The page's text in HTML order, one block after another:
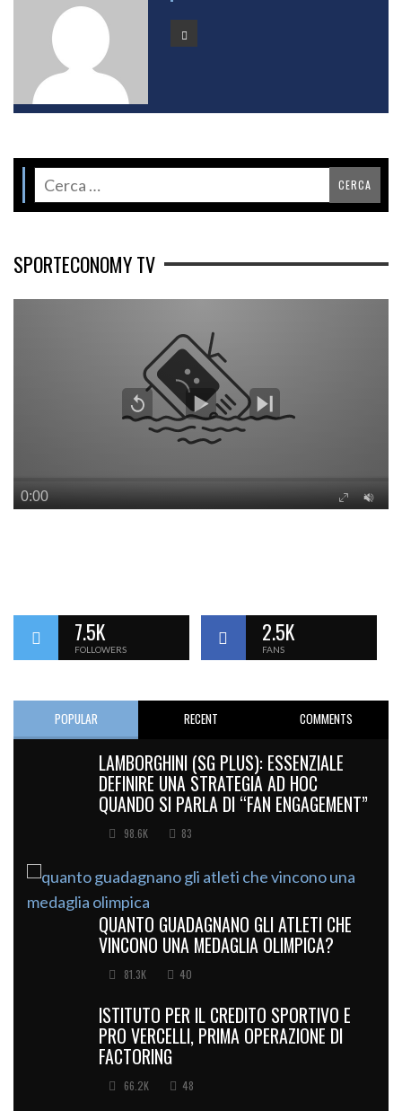
SPORTECONOMY TV
7.5K
FOLLOWERS
2.5K
FANS
POPULAR RECENT COMMENTS
LAMBORGHINI (SG PLUS): ESSENZIALE
DEFINIRE UNA STRATEGIA AD HOC
QUANDO SI PARLA DI “FAN ENGAGEMENT”
98.6K 83
QUANTO GUADAGNANO GLI ATLETI CHE
VINCONO UNA MEDAGLIA OLIMPICA?
81.3K 40
ISTITUTO PER IL CREDITO SPORTIVO E
PRO VERCELLI, PRIMA OPERAZIONE DI
FACTORING
66.2K 48